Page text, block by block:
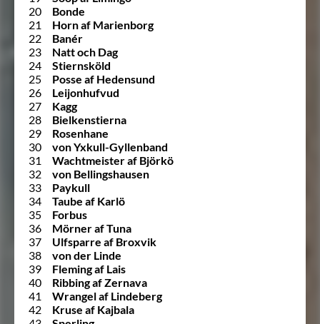
20
Bonde
21
Horn af Marienborg
22
Banér
23
Natt och Dag
24
Stiernsköld
25
Posse af Hedensund
26
Leijonhufvud
27
Kagg
28
Bielkenstierna
29
Rosenhane
30
von Yxkull-Gyllenband
31
Wachtmeister af Björkö
32
von Bellingshausen
33
Paykull
34
Taube af Karlö
35
Forbus
36
Mörner af Tuna
37
Ulfsparre af Broxvik
38
von der Linde
39
Fleming af Lais
40
Ribbing af Zernava
41
Wrangel af Lindeberg
42
Kruse af Kajbala